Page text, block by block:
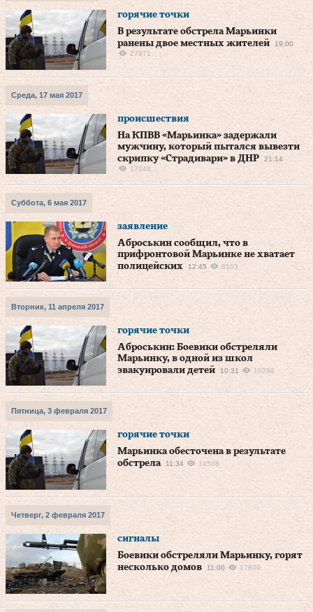
горячие точки
В результате обстрела Марьинки
ранены двое местных жителей
19:00
27971
Среда, 17 мая 2017
происшествия
На КПВВ «Марьинка» задержали
мужчину, который пытался вывезти
скрипку «Страдивари» в ДНР
21:14
17248
Суббота, 6 мая 2017
заявление
Аброськин сообщил, что в
прифронтовой Марьинке не хватает
полицейских
12:45 8103
Вторник, 11 апреля 2017
горячие точки
Аброськин: Боевики обстреляли
Марьинку, в одной из школ
эвакуировали детей
10:31 10292
Пятница, 3 февраля 2017
горячие точки
Марьинка обесточена в результате
обстрела
11:34 14508
Четверг, 2 февраля 2017
сигналы
Боевики обстреляли Марьинку, горят
несколько домов
11:00 17609